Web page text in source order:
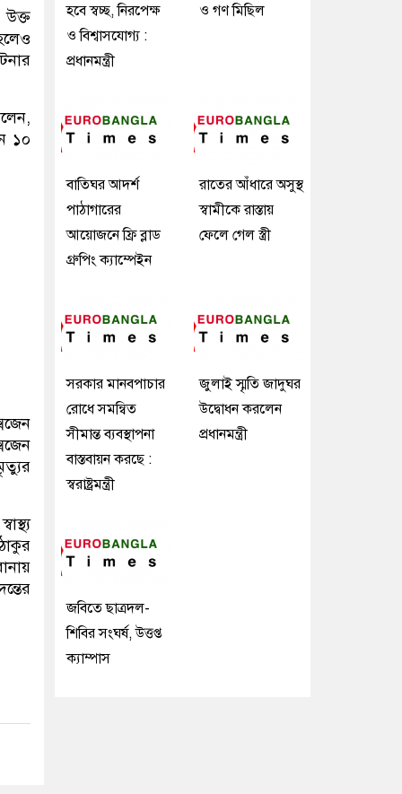
১০
হবে স্বচ্ছ, নিরপেক্ষ
ও বিশ্বাসযোগ্য :
প্রধানমন্ত্রী
ও গণ মিছিল
বাতিঘর আদর্শ
পাঠাগারের
আয়োজনে ফ্রি ব্লাড
গ্রুপিং ক্যাম্পেইন
রাতের আঁধারে অসুস্থ
স্বামীকে রাস্তায়
ফেলে গেল স্ত্রী
সরকার মানবপাচার
রোধে সমন্বিত
সীমান্ত ব্যবস্থাপনা
বাস্তবায়ন করছে :
স্বরাষ্ট্রমন্ত্রী
জুলাই স্মৃতি জাদুঘর
উদ্বোধন করলেন
প্রধানমন্ত্রী
জবিতে ছাত্রদল-
শিবির সংঘর্ষ, উত্তপ্ত
ক্যাম্পাস